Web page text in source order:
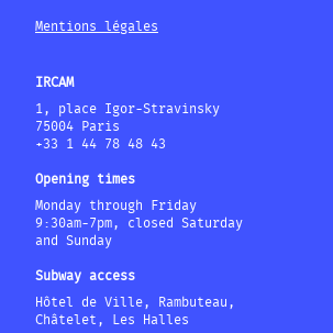
Mentions légales
IRCAM
1, place Igor-Stravinsky
75004 Paris
+33 1 44 78 48 43
Opening times
Monday through Friday
9:30am-7pm, closed Saturday
and Sunday
Subway access
Hôtel de Ville, Rambuteau,
Châtelet, Les Halles